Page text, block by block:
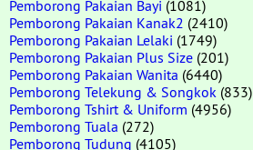
Pemborong Pakaian Bayi (1081)
Pemborong Pakaian Kanak2 (2410)
Pemborong Pakaian Lelaki (1749)
Pemborong Pakaian Plus Size (201)
Pemborong Pakaian Wanita (6440)
Pemborong Telekung & Songkok (833)
Pemborong Tshirt & Uniform (4956)
Pemborong Tuala (272)
Pemborong Tudung (4105)